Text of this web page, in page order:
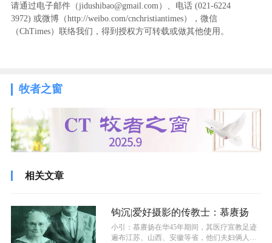
请通过电子邮件（jidushibao@gmail.com）、电话 (021-6224
3972) ‬或微博（http://weibo.com/cnchristiantimes），微信
（ChTimes）联络我们，得到授权方可转载或做其他使用。
牧者之窗
相关文章
钩沉|爱好摄影的传教士：慕赓扬
小引：慕赓扬在华45年期间，其医疗宣教足迹
遍布江苏、山西、安徽等省，他们夫妇俩人还